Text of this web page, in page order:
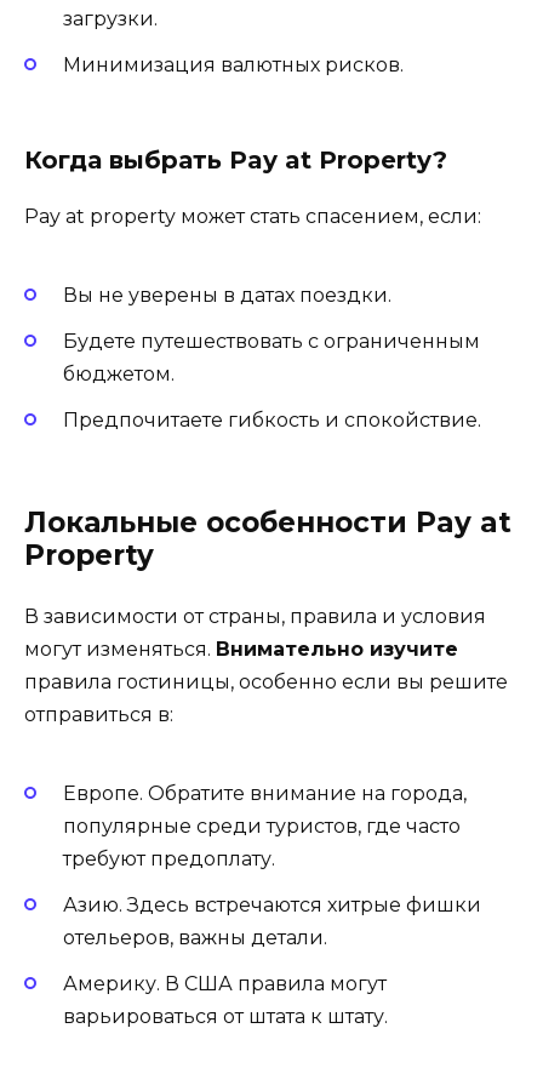
загрузки.
Минимизация валютных рисков.
Когда выбрать Pay at Property?
Pay at property может стать спасением, если:
Вы не уверены в датах поездки.
Будете путешествовать с ограниченным
бюджетом.
Предпочитаете гибкость и спокойствие.
Локальные особенности Pay at
Property
В зависимости от страны, правила и условия
могут изменяться. Внимательно изучите
правила гостиницы, особенно если вы решите
отправиться в:
Европе. Обратите внимание на города,
популярные среди туристов, где часто
требуют предоплату.
Азию. Здесь встречаются хитрые фишки
отельеров, важны детали.
Америку. В США правила могут
варьироваться от штата к штату.